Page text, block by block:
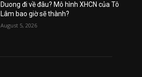
Duong đi về đâu? Mô hình XHCN của Tô
Lâm bao giờ sẽ thành?
August 5, 2026